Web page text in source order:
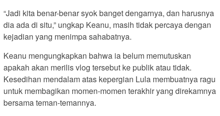
“Jadi kita benar-benar syok banget dengarnya, dan harusnya
dia ada di situ,” ungkap Keanu, masih tidak percaya dengan
kejadian yang menimpa sahabatnya.
Keanu mengungkapkan bahwa ia belum memutuskan
apakah akan merilis vlog tersebut ke publik atau tidak.
Kesedihan mendalam atas kepergian Lula membuatnya ragu
untuk membagikan momen-momen terakhir yang direkamnya
bersama teman-temannya.